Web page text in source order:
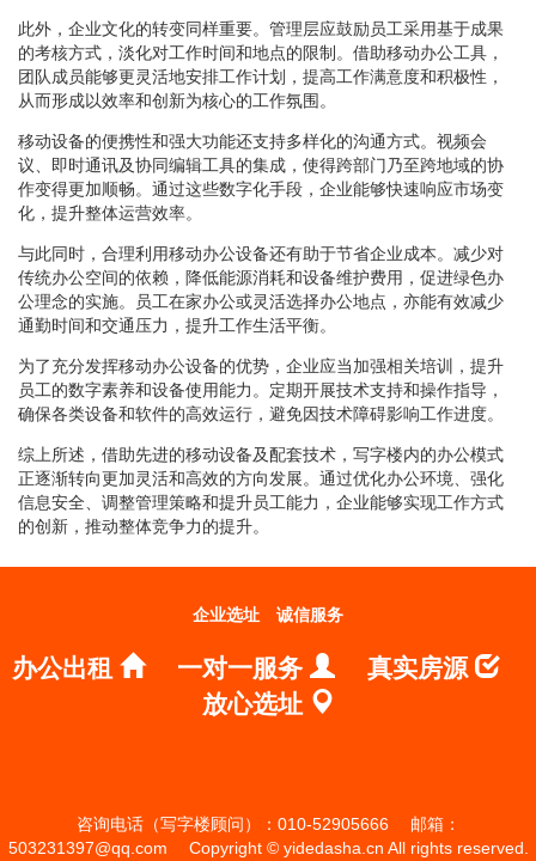
此外，企业文化的转变同样重要。管理层应鼓励员工采用基于成果
的考核方式，淡化对工作时间和地点的限制。借助移动办公工具，
团队成员能够更灵活地安排工作计划，提高工作满意度和积极性，
从而形成以效率和创新为核心的工作氛围。
移动设备的便携性和强大功能还支持多样化的沟通方式。视频会
议、即时通讯及协同编辑工具的集成，使得跨部门乃至跨地域的协
作变得更加顺畅。通过这些数字化手段，企业能够快速响应市场变
化，提升整体运营效率。
与此同时，合理利用移动办公设备还有助于节省企业成本。减少对
传统办公空间的依赖，降低能源消耗和设备维护费用，促进绿色办
公理念的实施。员工在家办公或灵活选择办公地点，亦能有效减少
通勤时间和交通压力，提升工作生活平衡。
为了充分发挥移动办公设备的优势，企业应当加强相关培训，提升
员工的数字素养和设备使用能力。定期开展技术支持和操作指导，
确保各类设备和软件的高效运行，避免因技术障碍影响工作进度。
综上所述，借助先进的移动设备及配套技术，写字楼内的办公模式
正逐渐转向更加灵活和高效的方向发展。通过优化办公环境、强化
信息安全、调整管理策略和提升员工能力，企业能够实现工作方式
的创新，推动整体竞争力的提升。
企业选址 诚信服务
办公出租 一对一服务
真实房源
放心选址
咨询电话（写字楼顾问）：010-52905666
邮箱：
503231397@qq.com
Copyright © yidedasha.cn All rights reserved.